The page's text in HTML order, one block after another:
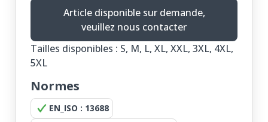
Article disponible sur demande,
veuillez nous contacter
Tailles disponibles : S, M, L, XL, XXL, 3XL, 4XL,
5XL
Normes
EN_ISO : 13688